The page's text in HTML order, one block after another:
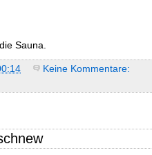
Sauna.
Keine Kommentare: